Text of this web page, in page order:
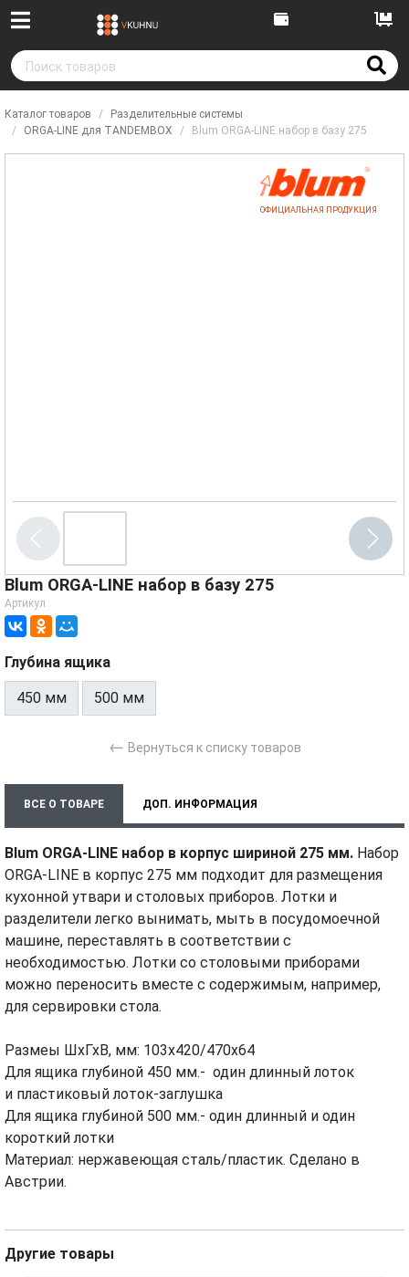
Каталог товаров
Разделительные системы
ORGA-LINE для TANDEMBOX
Blum ORGA-LINE набор в базу 275
ОФИЦИАЛЬНАЯ ПРОДУКЦИЯ
Blum ORGA-LINE набор в базу 275
Артикул
Глубина ящика
450 мм 500 мм
← Вернуться к списку товаров
ВСЕ О ТОВАРЕ ДОП. ИНФОРМАЦИЯ
Blum ORGA-LINE набор в корпус шириной 275 мм. Набор
ORGA-LINE в корпус 275 мм подходит для размещения
кухонной утвари и столовых приборов. Лотки и
разделители легко вынимать, мыть в посудомоечной
машине, переставлять в соответствии с
необходимостью. Лотки со столовыми приборами
можно переносить вместе с содержимым, например,
для сервировки стола.
Размеы ШхГхВ, мм: 103х420/470х64
Для ящика глубиной 450 мм.- один длинный лоток
и пластиковый лоток-заглушка
Для ящика глубиной 500 мм.- один длинный и один
короткий лотки
Материал: нержавеющая сталь/пластик. Сделано в
Австрии.
Другие товары